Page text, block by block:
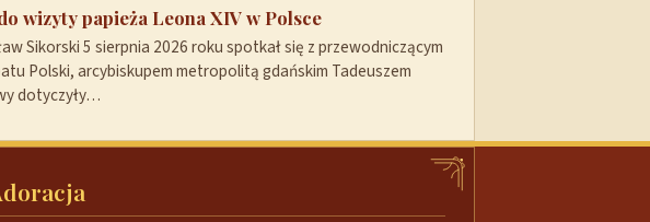
wizyty papieża Leona XIV w Polsce
Sikorski 5 sierpnia 2026 roku spotkał się z przewodniczącym
Polski, arcybiskupem metropolitą gdańskim Tadeuszem
dotyczyły…